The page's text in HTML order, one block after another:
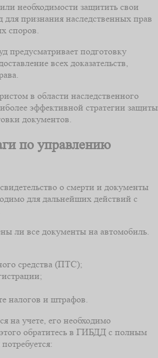
необходимости защитить свои
для признания наследственных прав
споров.
предусматривает подготовку
всех доказательств,
в области наследственного
эффективной стратегии защиты
документов.
по управлению
о смерти и документы
для дальнейших действий с
ли все документы на автомобиль.
средства (ПТС);
налогов и штрафов.
на учете, его необходимо
обратитесь в ГИБДД с полным